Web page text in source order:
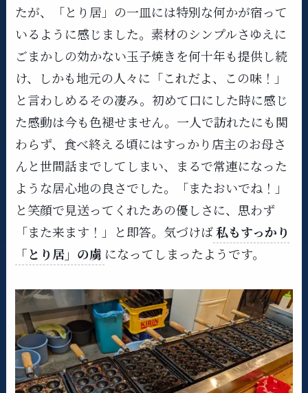
たが、「とり居」の一皿には特別な何かが宿って
いるように感じました。素材のシンプルさゆえに
ごまかしの効かない玉子焼きを何十年も提供し続
け、しかも地元の人々に「これだよ、この味！」
と言わしめるその凄み。​初めて口にした時に感じ
た感動は今も色褪せません。一人で訪れたにも関
わらず、食べ終える頃にはすっかり店主のお母さ
んと世間話までしてしまい、まるで常連になった
ような居心地の良さでした。「またおいでね！」
と笑顔で見送ってくれたあの優しさに、思わず
「また来ます！」と即答。気づけば私もすっかり
「とり居」の虜 になってしまったようです。